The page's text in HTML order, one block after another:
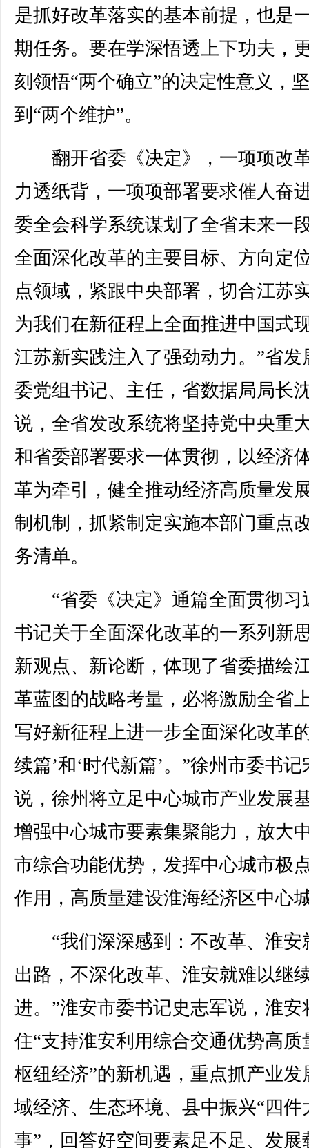
是抓好改革落实的基本前提，也是
期任务。要在学深悟透上下功夫，
刻领悟“两个确立”的决定性意义，
到“两个维护”。
翻开省委《决定》，一项项改
力透纸背，一项项部署要求催人奋
委全会科学系统谋划了全省未来一
全面深化改革的主要目标、方向定
点领域，紧跟中央部署，切合江苏
为我们在新征程上全面推进中国式
江苏新实践注入了强劲动力。”省发
委党组书记、主任，省数据局局长
说，全省发改系统将坚持党中央重
和省委部署要求一体贯彻，以经济
革为牵引，健全推动经济高质量发
制机制，抓紧制定实施本部门重点
务清单。
“省委《决定》通篇全面贯彻习
书记关于全面深化改革的一系列新
新观点、新论断，体现了省委描绘
革蓝图的战略考量，必将激励全省
写好新征程上进一步全面深化改革
续篇’和‘时代新篇’。”徐州市委书
说，徐州将立足中心城市产业发展
增强中心城市要素集聚能力，放大
市综合功能优势，发挥中心城市极
作用，高质量建设淮海经济区中心
“我们深深感到：不改革、淮安
出路，不深化改革、淮安就难以继
进。”淮安市委书记史志军说，淮安
住“支持淮安利用综合交通优势高质
枢纽经济”的新机遇，重点抓产业发
域经济、生态环境、县中振兴“四件
事”，回答好空间要素足不足、发展